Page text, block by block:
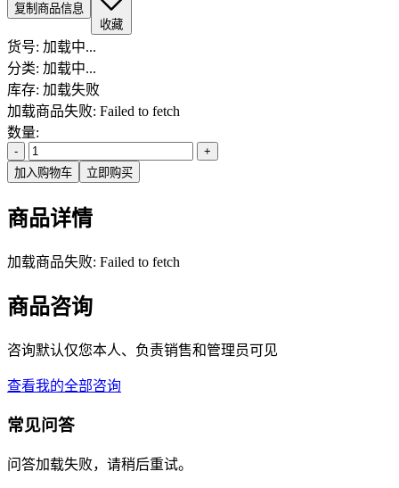
复制商品信息
收藏
货号: 加载中...
分类: 加载中...
库存: 加载失败
加载商品失败: Failed to fetch
数量:
-
+
加入购物车
立即购买
商品详情
加载商品失败: Failed to fetch
商品咨询
咨询默认仅您本人、负责销售和管理员可见
查看我的全部咨询
常见问答
问答加载失败，请稍后重试。